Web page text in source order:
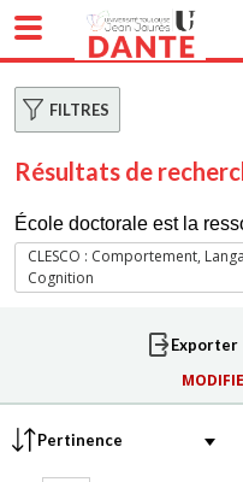
FILTRES
Résultats de
École doctorale est la
CLESCO : Comportement,
Cognition